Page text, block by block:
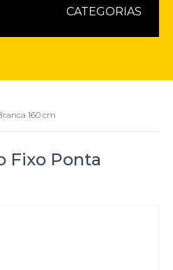
CATEGORIAS
160 cm
Fixo Ponta